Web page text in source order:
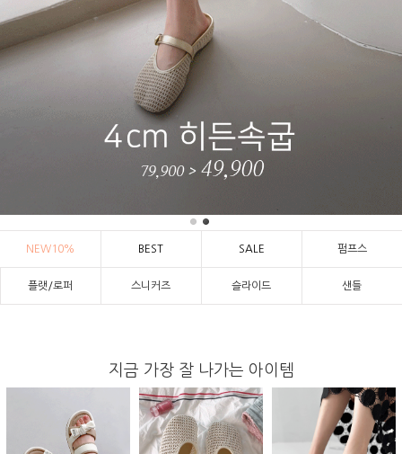
NEW10% BEST SALE 펌프스
플랫/로퍼 스니커즈 슬라이드 샌들
지금 가장 잘 나가는 아이템